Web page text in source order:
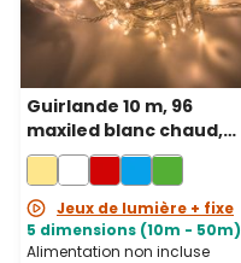
Guirlande 10 m, 96
maxiled blanc chaud,
câble transparent,
prolongeable
Jeux de lumière + fixe
5 dimensions (10m - 50m)
Alimentation non incluse